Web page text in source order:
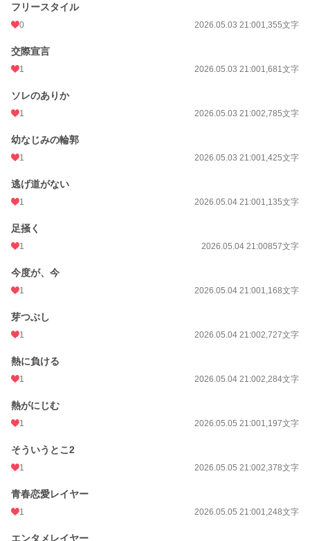
フリースタイル
0 2026.05.03 21:001,355文字
交際宣言
1 2026.05.03 21:001,681文字
ソレのありか
1 2026.05.03 21:002,785文字
幼なじみの輪郭
1 2026.05.03 21:001,425文字
逃げ道がない
1 2026.05.04 21:001,135文字
足掻く
1 2026.05.04 21:00857文字
今度が、今
1 2026.05.04 21:001,168文字
芽つぶし
1 2026.05.04 21:002,727文字
熱に負ける
1 2026.05.04 21:002,284文字
熱がにじむ
1 2026.05.05 21:001,197文字
そういうとこ2
1 2026.05.05 21:002,378文字
青春恋愛レイヤー
1 2026.05.05 21:001,248文字
エンタメレイヤー